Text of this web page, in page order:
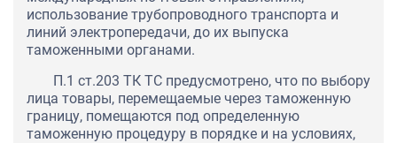
использование трубопроводного транспорта и
линий электропередачи, до их выпуска
таможенными органами.
П.1 ст.203 ТК ТС предусмотрено, что по выбору
лица товары, перемещаемые через таможенную
границу, помещаются под определенную
таможенную процедуру в порядке и на условиях,